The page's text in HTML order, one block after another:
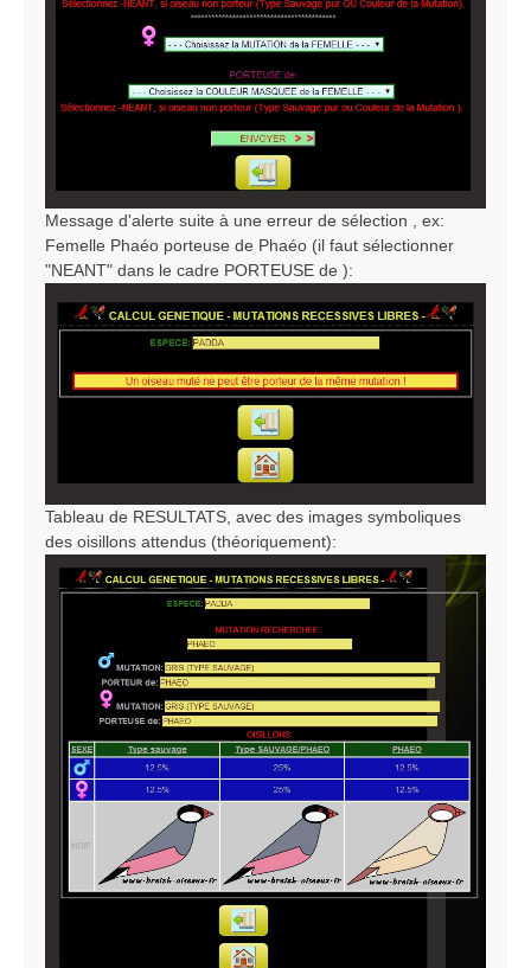
Message d'alerte suite à une erreur de sélection , ex:
Femelle Phaéo porteuse de Phaéo (il faut sélectionner
"NEANT" dans le cadre PORTEUSE de ):
Tableau de RESULTATS, avec des images symboliques
des oisillons attendus (théoriquement):